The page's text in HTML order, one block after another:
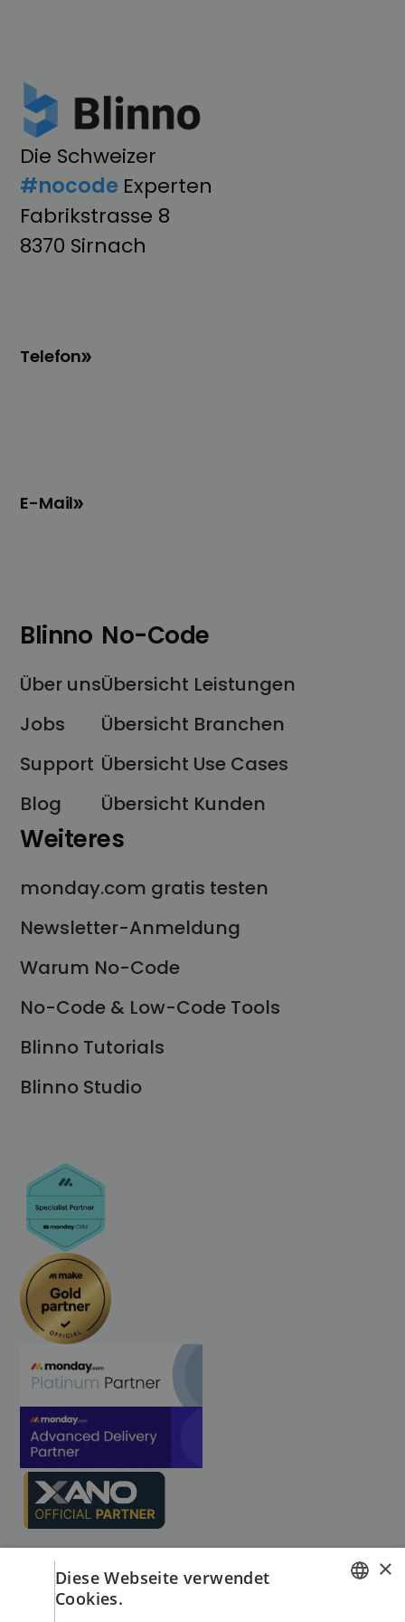
Die Schweizer
#nocode Experten
Fabrikstrasse 8
8370 Sirnach
Telefon
E-Mail
Blinno
Über uns
Jobs
Support
Blog
No-Code
Übersicht Leistungen
Übersicht Branchen
Übersicht Use Cases
Übersicht Kunden
Weiteres
monday.com gratis testen
Newsletter-Anmeldung
Warum No-Code
No-Code & Low-Code Tools
Blinno Tutorials
Blinno Studio
×
Diese Webseite verwendet
Cookies.